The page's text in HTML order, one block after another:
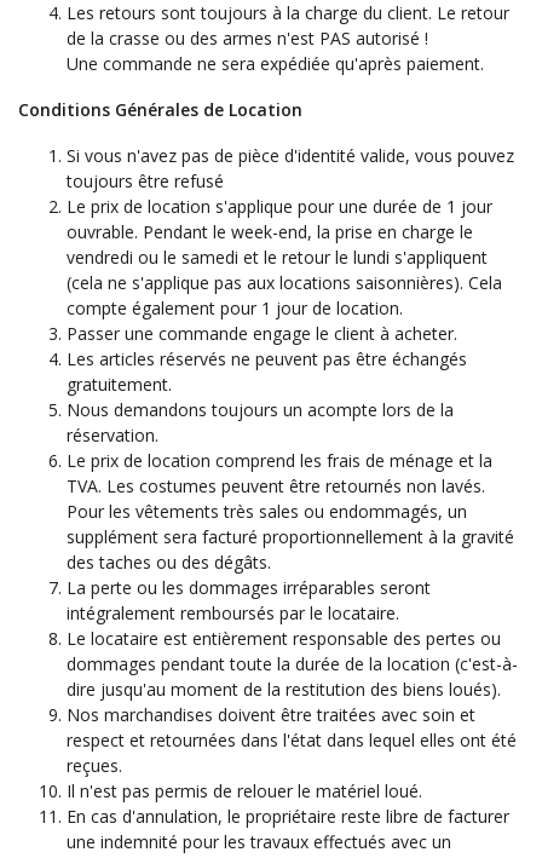
Les retours sont toujours à la charge du client. Le retour
de la crasse ou des armes n'est PAS autorisé !
Une commande ne sera expédiée qu'après paiement.
Conditions Générales de Location
Si vous n'avez pas de pièce d'identité valide, vous pouvez
toujours être refusé
Le prix de location s'applique pour une durée de 1 jour
ouvrable. Pendant le week-end, la prise en charge le
vendredi ou le samedi et le retour le lundi s'appliquent
(cela ne s'applique pas aux locations saisonnières). Cela
compte également pour 1 jour de location.
Passer une commande engage le client à acheter.
Les articles réservés ne peuvent pas être échangés
gratuitement.
Nous demandons toujours un acompte lors de la
réservation.
Le prix de location comprend les frais de ménage et la
TVA. Les costumes peuvent être retournés non lavés.
Pour les vêtements très sales ou endommagés, un
supplément sera facturé proportionnellement à la gravité
des taches ou des dégâts.
La perte ou les dommages irréparables seront
intégralement remboursés par le locataire.
Le locataire est entièrement responsable des pertes ou
dommages pendant toute la durée de la location (c'est-à-
dire jusqu'au moment de la restitution des biens loués).
Nos marchandises doivent être traitées avec soin et
respect et retournées dans l'état dans lequel elles ont été
reçues.
Il n'est pas permis de relouer le matériel loué.
En cas d'annulation, le propriétaire reste libre de facturer
une indemnité pour les travaux effectués avec un